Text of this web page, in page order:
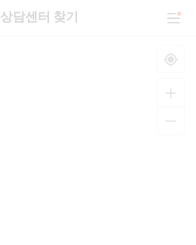
상담센터 찾기